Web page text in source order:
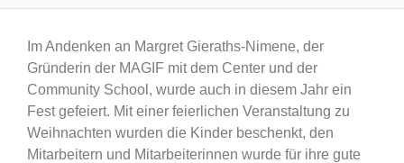
Im Andenken an Margret Gieraths-Nimene, der
Gründerin der MAGIF mit dem Center und der
Community School, wurde auch in diesem Jahr ein
Fest gefeiert. Mit einer feierlichen Veranstaltung zu
Weihnachten wurden die Kinder beschenkt, den
Mitarbeitern und Mitarbeiterinnen wurde für ihre gute